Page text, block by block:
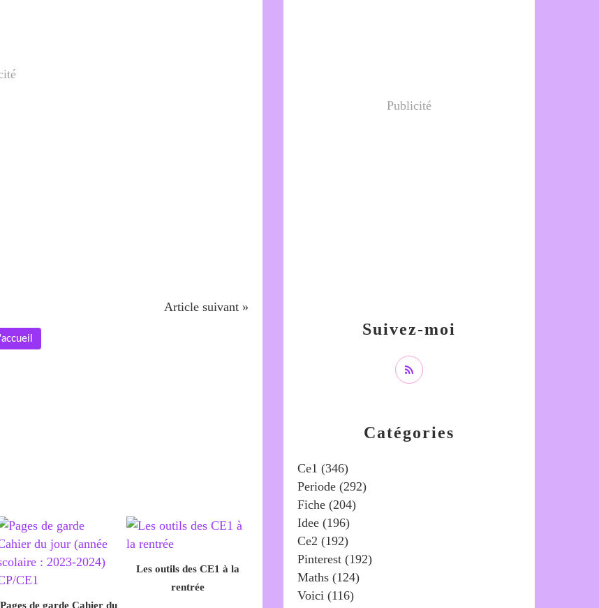
Article suivant »
Pages de garde Cahier du
Les outils des CE1 à la
rentrée
Catégories
Ce1 (346)
Periode (292)
Fiche (204)
Idee (196)
Ce2 (192)
Pinterest (192)
Maths (124)
Voici (116)
Suivez-moi
Publicité